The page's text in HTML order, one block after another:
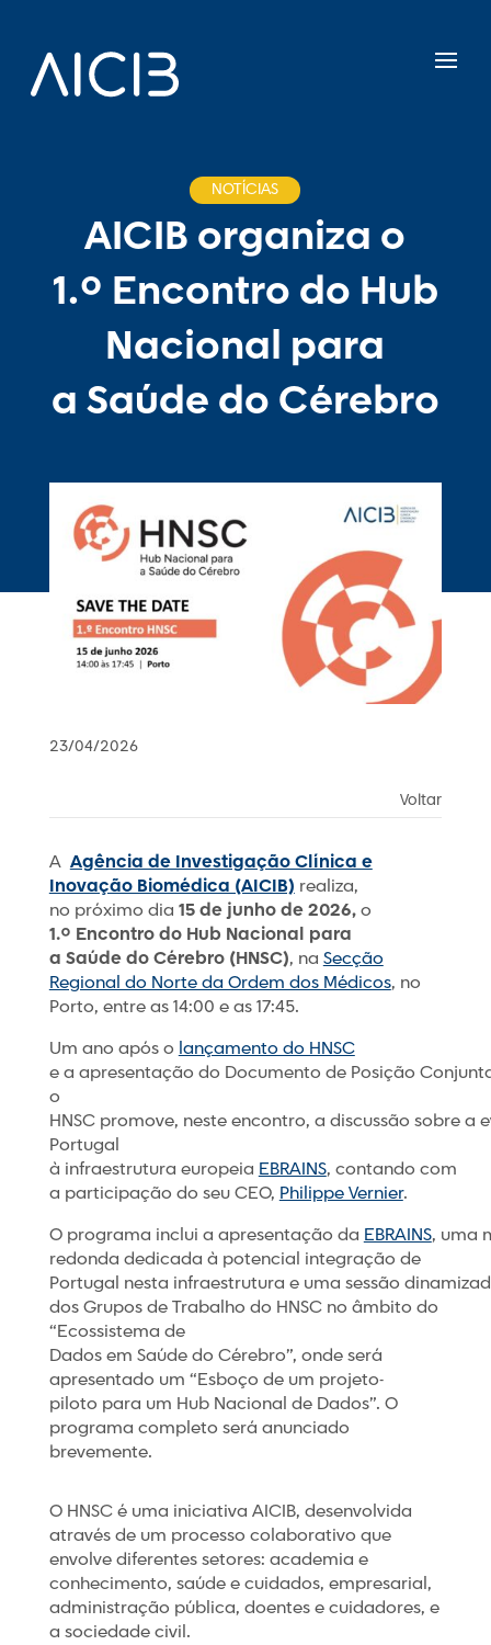
NOTÍCIAS
AICIB organiza o
1.º Encontro do Hub
Nacional para
a Saúde do Cérebro
23/04/2026
Voltar
A Agência de Investigação Clínica e
Inovação Biomédica (AICIB) realiza,
no próximo dia 15 de junho de 2026,o
1.º Encontro do Hub Nacional para
a Saúde do Cérebro (HNSC), na Secção
Regional do Norte da Ordem dos Médicos, no
Porto, entre as 14:00 e as 17:45.
Um ano após o lançamento do HNSC
e a apresentação do Documento de Posição
o
HNSC promove, neste encontro, a discussão sobre a
Portugal
à infraestrutura europeia EBRAINS, contando com
a participação do seu CEO, Philippe Vernier.
O programa inclui a apresentação da EBRAINS, uma
redonda dedicada à potencial integração de
Portugal nesta infraestrutura e uma sessão
dos Grupos de Trabalho do HNSC no âmbito do
“Ecossistema de
Dados em Saúde do Cérebro”, onde será
apresentado um “Esboço de um projeto-
piloto para um Hub Nacional de Dados”. O
programa completo será anunciado
brevemente.
O HNSC é uma iniciativa AICIB, desenvolvida
através de um processo colaborativo que
envolve diferentes setores: academia e
conhecimento, saúde e cuidados, empresarial,
administração pública, doentes e cuidadores, e
a sociedade civil.